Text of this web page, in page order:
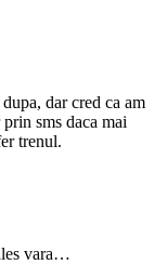
dar cred ca am
sms daca mai
trenul.
vara…